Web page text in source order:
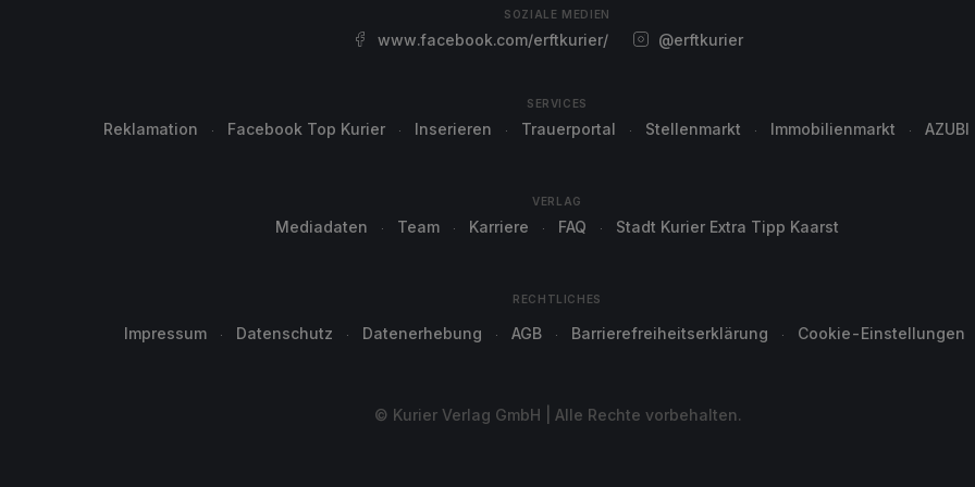
SOZIALE MEDIEN
www.facebook.com/erftkurier/ @erftkurier
SERVICES
Reklamation Facebook Top Kurier Inserieren Trauerportal Stellenmarkt Immobilienmarkt AZUBI
VERLAG
Mediadaten Team Karriere FAQ Stadt Kurier Extra Tipp Kaarst
RECHTLICHES
Impressum Datenschutz Datenerhebung AGB Barrierefreiheitserklärung Cookie-Einstellungen
© Kurier Verlag GmbH | Alle Rechte vorbehalten.